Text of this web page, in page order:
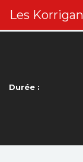
Les
Durée :